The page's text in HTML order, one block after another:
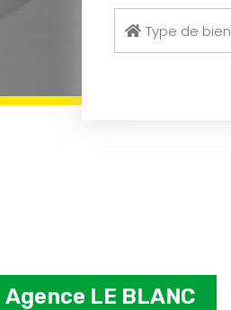
Type de bien
Agence LE BLANC